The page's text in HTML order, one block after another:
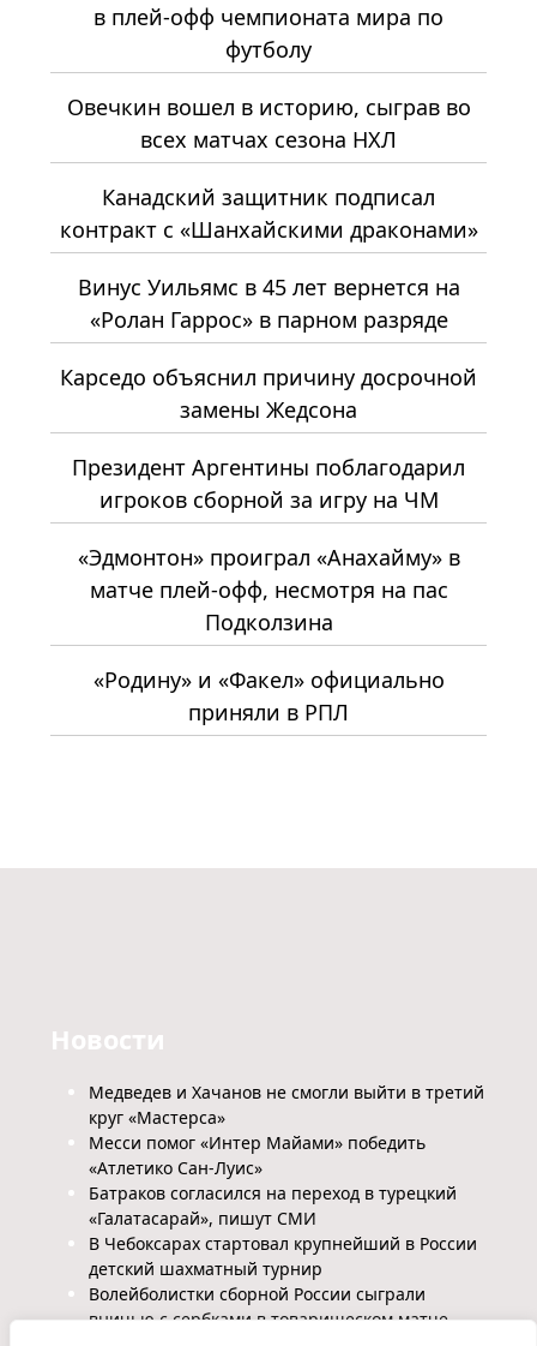
в плей-офф чемпионата мира по
футболу
Овечкин вошел в историю, сыграв во
всех матчах сезона НХЛ
Канадский защитник подписал
контракт с «Шанхайскими драконами»
Винус Уильямс в 45 лет вернется на
«Ролан Гаррос» в парном разряде
Карседо объяснил причину досрочной
замены Жедсона
Президент Аргентины поблагодарил
игроков сборной за игру на ЧМ
«Эдмонтон» проиграл «Анахайму» в
матче плей-офф, несмотря на пас
Подколзина
«Родину» и «Факел» официально
приняли в РПЛ
Новости
Медведев и Хачанов не смогли выйти в третий
круг «Мастерса»
Месси помог «Интер Майами» победить
«Атлетико Сан-Луис»
Батраков согласился на переход в турецкий
«Галатасарай», пишут СМИ
В Чебоксарах стартовал крупнейший в России
детский шахматный турнир
Волейболистки сборной России сыграли
вничью с сербками в товарищеском матче